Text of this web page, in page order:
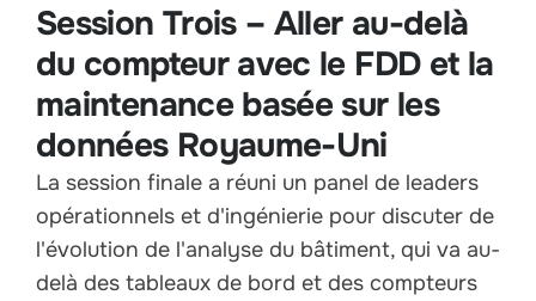
Session Trois – Aller au-delà
du compteur avec le FDD et la
maintenance basée sur les
données Royaume-Uni
La session finale a réuni un panel de leaders
opérationnels et d'ingénierie pour discuter de
l'évolution de l'analyse du bâtiment, qui va au-
delà des tableaux de bord et des compteurs